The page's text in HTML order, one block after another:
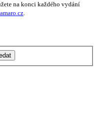
na konci každého vydání
.